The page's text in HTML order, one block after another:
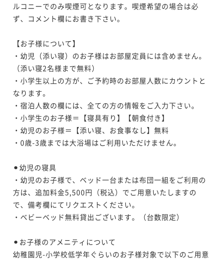
ルコニーでのみ喫煙可となります。喫煙希望の場合は必
ず、コメント欄にお書き下さい。
【お子様について】
・幼児（添い寝）のお子様はお部屋定員には含めません。
（添い寝2名様まで無料）
・小学生以上の方が、ご予約時のお部屋人数にカウントと
なります。
・宿泊人数の欄には、全ての方の情報をご入力下さい。
・小学生のお子様＝【寝具有り】【朝食付き】
・幼児のお子様＝【添い寝、お食事なし】無料
・0歳-3歳までは大浴場はご利用いただけません。
⚫︎幼児の寝具
・幼児のお子様で、ベッド一台または布団一組をご利用の
方は、追加料金5,500円（税込）でご用意いたしますの
で、備考欄にてリクエストください。
・ベビーベッド無料貸出ございます。（台数限定）
⚫︎お子様のアメニティについて
幼稚園児-小学校低学年ぐらいのお子様対象で以下のご用意